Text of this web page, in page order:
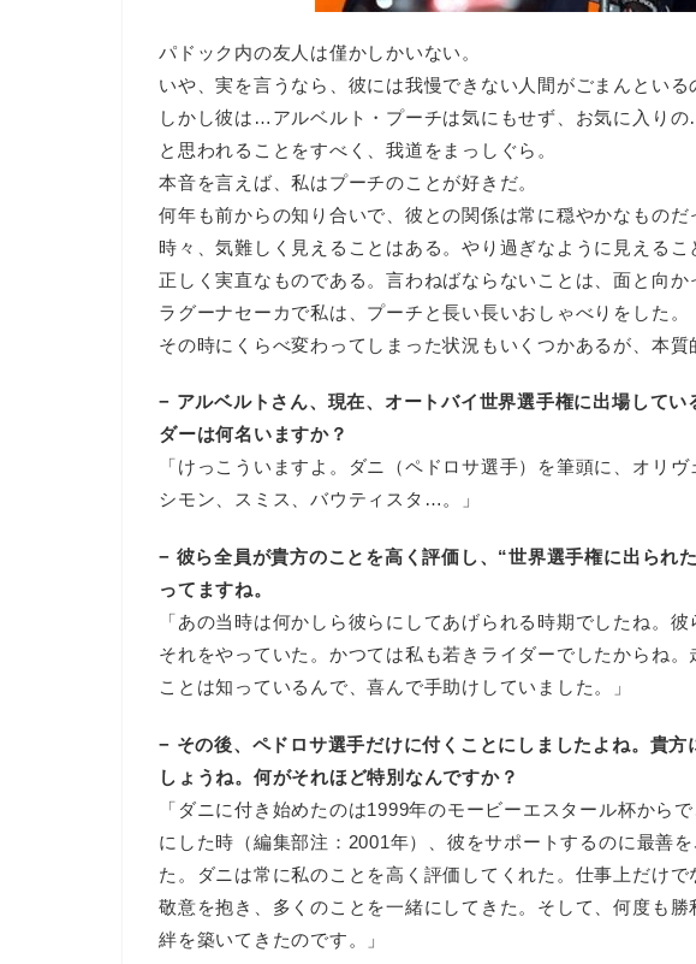
パドック内の友人は僅かしかいない。
いや、実を言うなら、彼には我慢できない人間がごまんといる
しかし彼は…アルベルト・プーチは気にもせず、お気に入り
と思われることをすべく、我道をまっしぐら。
本音を言えば、私はプーチのことが好きだ。
何年も前からの知り合いで、彼との関係は常に穏やかなものだ
時々、気難しく見えることはある。やり過ぎなように見える
正しく実直なものである。言わねばならないことは、面と向か
ラグーナセーカで私は、プーチと長い長いおしゃべりをした。
その時にくらべ変わってしまった状況もいくつかあるが、本質
− アルベルトさん、現在、オートバイ世界選手権に出場してい
ダーは何名いますか？
「けっこういますよ。ダニ（ペドロサ選手）を筆頭に、オリ
シモン、スミス、バウティスタ…。」
− 彼ら全員が貴方のことを高く評価し、“世界選手権に出られ
ってますね。
「あの当時は何かしら彼らにしてあげられる時期でしたね。
それをやっていた。かつては私も若きライダーでしたからね
ことは知っているんで、喜んで手助けしていました。」
− その後、ペドロサ選手だけに付くことにしましたよね。貴
しょうね。何がそれほど特別なんですか？
「ダニに付き始めたのは1999年のモービーエスタール杯から
にした時（編集部注：2001年）、彼をサポートするのに最善
た。ダニは常に私のことを高く評価してくれた。仕事上だけ
敬意を抱き、多くのことを一緒にしてきた。そして、何度も
絆を築いてきたのです。」